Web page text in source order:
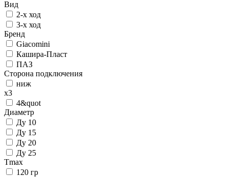
Вид
2-х ход
3-х ход
Бренд
Giacomini
Кашира-Пласт
ПАЗ
Сторона подключения
ниж
x3
4&quot
Диаметр
Ду 10
Ду 15
Ду 20
Ду 25
Tmax
120 гр